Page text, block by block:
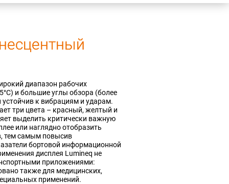
диапазон рабочих
и большие углы обзора (более
устойчив к вибрациям и ударам.
три цвета – красный, желтый и
выделить критически важную
или наглядно отобразить
тем самым повысив
бортовой информационной
дисплея Lumineq не
приложениями:
также для медицинских,
применений.